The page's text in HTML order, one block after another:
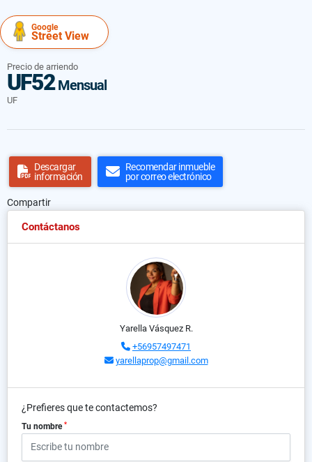
Google
Street View
Precio de arriendo
UF52Mensual
UF
Descargar
información
Recomendar inmueble
por correo electrónico
Compartir
Contáctanos
Yarella Vásquez R.
+56957497471
yarellaprop@gmail.com
¿Prefieres que te contactemos?
Tu nombre *